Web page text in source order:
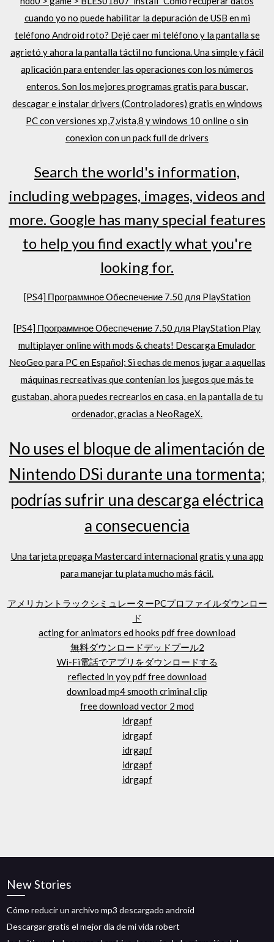
cuando yo no puede habilitar la depuración de USB en mi
teléfono Android roto? Dejé caer mi teléfono y la pantalla se
agrietó y ahora la pantalla táctil no funciona. Una simple y fácil
aplicación para entender las operaciones con los números
enteros. Son los mejores programas gratis para buscar,
descagar e instalar drivers (Controladores) gratis en windows
PC con versiones xp,7,vista,8 y windows 10 online o sin
conexion con un pack full de drivers
Search the world's information,
including webpages, images, videos and
more. Google has many special features
to help you find exactly what you're
looking for.
[PS4] Программное Обеспечение 7.50 для PlayStation
[PS4] Программное Обеспечение 7.50 для PlayStation Play
multiplayer online with mods & cheats! Descarga Emulador
NeoGeo para PC en Español; Si echas de menos jugar a aquellas
máquinas recreativas que contenían los juegos que más te
gustaban, ahora puedes recrearlos en casa, en la pantalla de tu
ordenador, gracias a NeoRageX.
No uses el bloque de alimentación de
Nintendo DSi durante una tormenta;
podrías sufrir una descarga eléctrica
a consecuencia
Una tarjeta prepaga Mastercard internacional gratis y una app
para manejar tu plata mucho más fácil.
アメリカントラックシミュレーターPCプロファイルダウンロー
ド
acting for animators ed hooks pdf free download
無料ダウンロードデッドプール2
Wi-Fi電話でアプリをダウンロードする
reflected in yoy pdf free download
download mp4 smooth criminal clip
free download vector 2 mod
idrgapf
idrgapf
idrgapf
idrgapf
idrgapf
New Stories
Cómo reducir un archivo mp3 descargado android
Descargar gratis el mejor día de mi vida robert